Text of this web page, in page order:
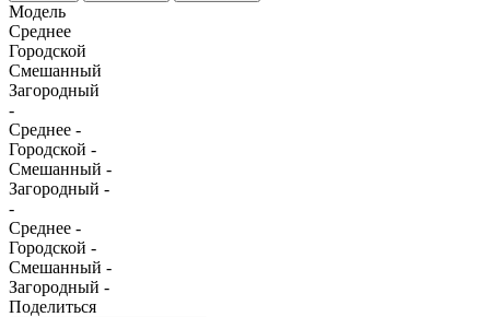
Модель
Среднее
Городской
Смешанный
Загородный
-
Среднее -
Городской -
Смешанный -
Загородный -
-
Среднее -
Городской -
Смешанный -
Загородный -
Поделиться